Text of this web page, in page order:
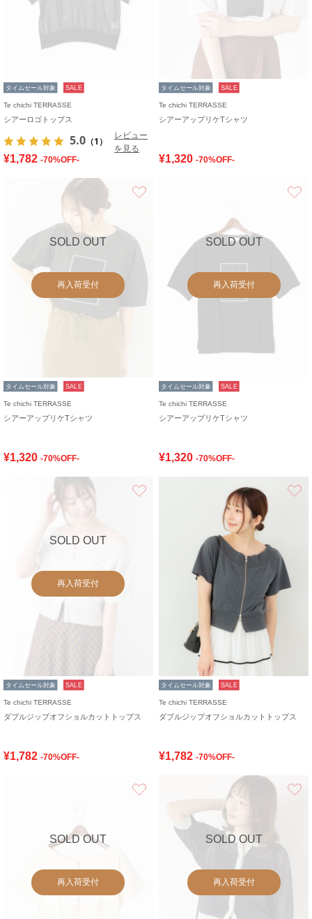
タイムセール対象 SALE
Te chichi TERRASSE
シアーロゴトップス
5.0 （1）
レビュー
を見る
¥1,782 -70%OFF-
タイムセール対象 SALE
Te chichi TERRASSE
シアーアップリケTシャツ
¥1,320 -70%OFF-
SOLD OUT
再入荷受付
タイムセール対象 SALE
Te chichi TERRASSE
シアーアップリケTシャツ
¥1,320 -70%OFF-
SOLD OUT
再入荷受付
タイムセール対象 SALE
Te chichi TERRASSE
シアーアップリケTシャツ
¥1,320 -70%OFF-
SOLD OUT
再入荷受付
タイムセール対象 SALE
Te chichi TERRASSE
ダブルジップオフショルカットトップス
¥1,782 -70%OFF-
タイムセール対象 SALE
Te chichi TERRASSE
ダブルジップオフショルカットトップス
¥1,782 -70%OFF-
SOLD OUT
再入荷受付
SOLD OUT
再入荷受付